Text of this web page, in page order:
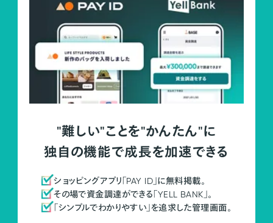
"難しい"ことを"かんたん"に
独自の機能で成長を加速できる
ショッピングアプリ「PAY ID」に無料掲載。
その場で資金調達ができる「YELL BANK」。
「シンプルでわかりやすい」を追求した管理画面。